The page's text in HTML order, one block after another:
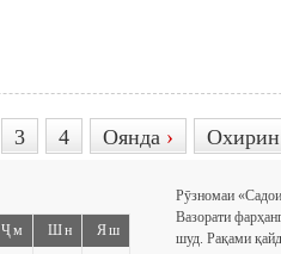
3 4 Оянда ›
Ҷм Шн Яш
Рӯзномаи
Вазорати
шуд. Рақами